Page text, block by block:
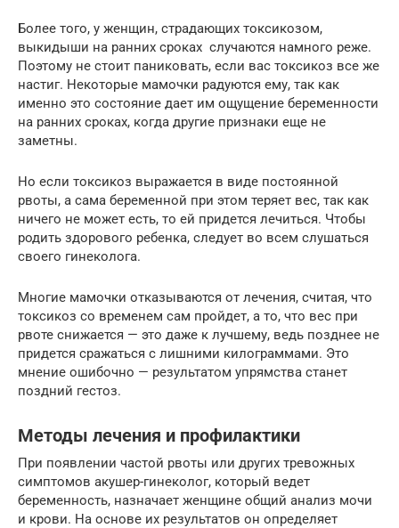
Более того, у женщин, страдающих токсикозом,
выкидыши на ранних сроках случаются намного реже.
Поэтому не стоит паниковать, если вас токсикоз все же
настиг. Некоторые мамочки радуются ему, так как
именно это состояние дает им ощущение беременности
на ранних сроках, когда другие признаки еще не
заметны.
Но если токсикоз выражается в виде постоянной
рвоты, а сама беременной при этом теряет вес, так как
ничего не может есть, то ей придется лечиться. Чтобы
родить здорового ребенка, следует во всем слушаться
своего гинеколога.
Многие мамочки отказываются от лечения, считая, что
токсикоз со временем сам пройдет, а то, что вес при
рвоте снижается — это даже к лучшему, ведь позднее не
придется сражаться с лишними килограммами. Это
мнение ошибочно — результатом упрямства станет
поздний гестоз.
Методы лечения и профилактики
При появлении частой рвоты или других тревожных
симптомов акушер-гинеколог, который ведет
беременность, назначает женщине общий анализ мочи
и крови. На основе их результатов он определяет